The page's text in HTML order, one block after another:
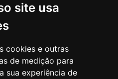
site usa
cookies e outras
de medição para
sua experiência de